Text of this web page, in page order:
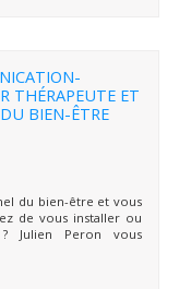
THÉRAPEUTE ET
BIEN-ÊTRE
du bien-être et vous
de vous installer ou
Julien Peron vous